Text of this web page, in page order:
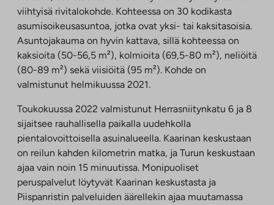
viihtyisä rivitalokohde. Kohteessa on 30 kodikasta
asumisoikeusasuntoa, jotka ovat yksi- tai kaksitasoisia.
Asuntojakauma on hyvin kattava, sillä kohteessa on
kaksioita (50-56,5 m²), kolmioita (69,5-80 m²), neliöitä
(80-89 m²) sekä viisiöitä (95 m²). Kohde on
valmistunut helmikuussa 2021.
Toukokuussa 2022 valmistunut Herrasniitynkatu 6 ja 8
sijaitsee rauhallisella paikalla uudehkolla
pientalovoittoisella asuinalueella. Kaarinan keskustaan
on reilun kahden kilometrin matka, ja Turun keskustaan
ajaa vain noin 15 minuutissa. Monipuoliset
peruspalvelut löytyvät Kaarinan keskustasta ja
Piispanristin palveluiden äärellekin ajaa muutamassa